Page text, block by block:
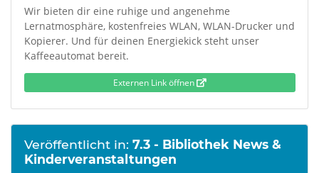
Wir bieten dir eine ruhige und angenehme
Lernatmosphäre, kostenfreies WLAN, WLAN-Drucker und
Kopierer. Und für deinen Energiekick steht unser
Kaffeeautomat bereit.
Externen Link öffnen
Veröffentlicht in: 7.3 - Bibliothek News &
Kinderveranstaltungen